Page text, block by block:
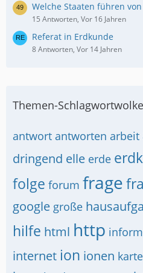
Welche Staaten führen
15 Antworten, Vor 16 Jahren
Referat in Erdkunde
8 Antworten, Vor 14 Jahren
Themen-Schlagwortwolke
antwort antworten arbeit
dringend elle erde
folge forum frage
google große
hilfe html http
internet ion ionen karte